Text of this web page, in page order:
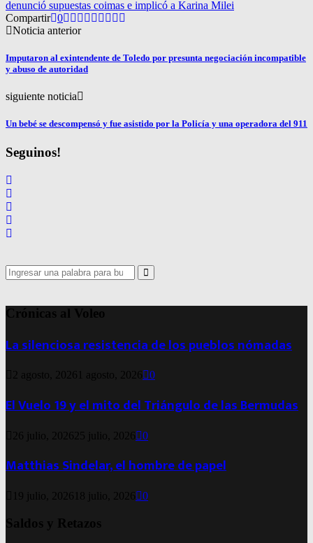
denunció supuestas coimas e implicó a Karina Milei
Compartir 0
Noticia anterior
Imputaron al exintendente de Toledo por presunta negociación incompatible
y abuso de autoridad
siguiente noticia
Un bebé se descompensó y fue asistido por la Policía y una operadora del 911
Seguinos!
Search
for:
Search
Crónicas al Voleo
La silenciosa resistencia de los pueblos nómadas
2 agosto, 2026 1 agosto, 2026 0
El Vuelo 19 y el mito del Triángulo de las Bermudas
26 julio, 2026 25 julio, 2026 0
Matthias Sindelar, el hombre de papel
19 julio, 2026 18 julio, 2026 0
Saldos y Retazos